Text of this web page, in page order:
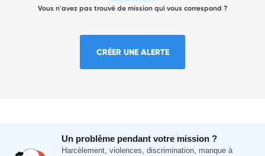
Vous n'avez pas trouvé de mission qui vous correspond ?
CRÉER UNE ALERTE
Un problème pendant votre mission ?
Harcèlement, violences, discrimination, manque à